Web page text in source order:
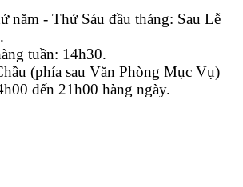
năm - Thứ Sáu đầu tháng: Sau Lễ
tuần: 14h30.
(phía sau Văn Phòng Mục Vụ)
đến 21h00 hàng ngày.